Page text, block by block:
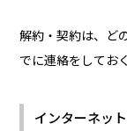
解約・契約は、ど
でに連絡をしてお
インターネッ